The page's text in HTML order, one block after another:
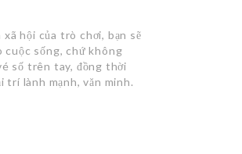
hội của trò chơi, bạn sẽ
sống, chứ không
số trên tay, đồng thời
trí lành mạnh, văn minh.